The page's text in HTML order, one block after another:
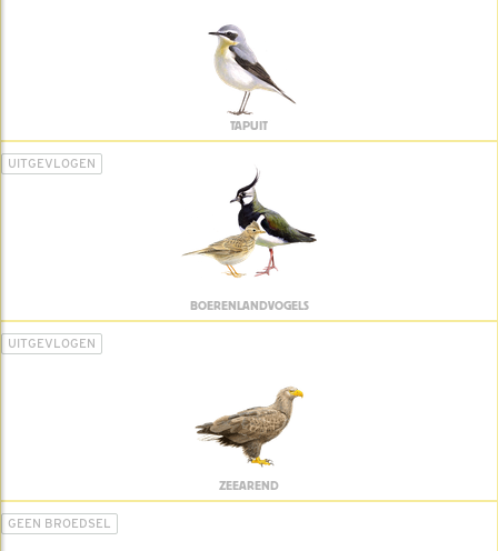
TAPUIT
UITGEVLOGEN
BOERENLANDVOGELS
UITGEVLOGEN
ZEEAREND
GEEN BROEDSEL